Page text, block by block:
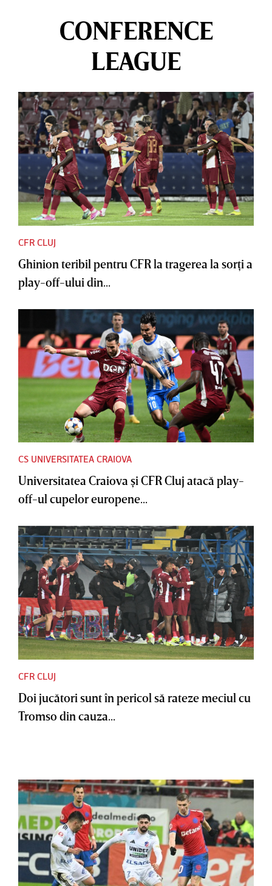
CONFERENCE
LEAGUE
CFR CLUJ
Ghinion teribil pentru CFR la tragerea la sorţi a
play-off-ului din...
CS UNIVERSITATEA CRAIOVA
Universitatea Craiova şi CFR Cluj atacă play-
off-ul cupelor europene...
CFR CLUJ
Doi jucători sunt în pericol să rateze meciul cu
Tromso din cauza...